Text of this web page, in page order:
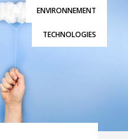
ENVIRONNEMENT
TECHNOLOGIES